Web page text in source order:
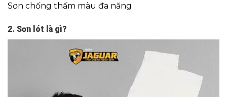
Sơn chống thấm màu đa năng
2. Sơn lót là gì?